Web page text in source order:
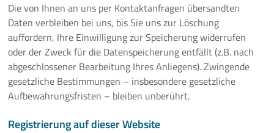
Die von Ihnen an uns per Kontaktanfragen übersandten
Daten verbleiben bei uns, bis Sie uns zur Löschung
auffordern, Ihre Einwilligung zur Speicherung widerrufen
oder der Zweck für die Datenspeicherung entfällt (z.B. nach
abgeschlossener Bearbeitung Ihres Anliegens). Zwingende
gesetzliche Bestimmungen – insbesondere gesetzliche
Aufbewahrungsfristen – bleiben unberührt.
Registrierung auf dieser Website